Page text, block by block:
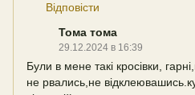
Відповісти
Тома тома
29.12.2024 в 16:39
Були в мене такі кросівки,
не рвались,не